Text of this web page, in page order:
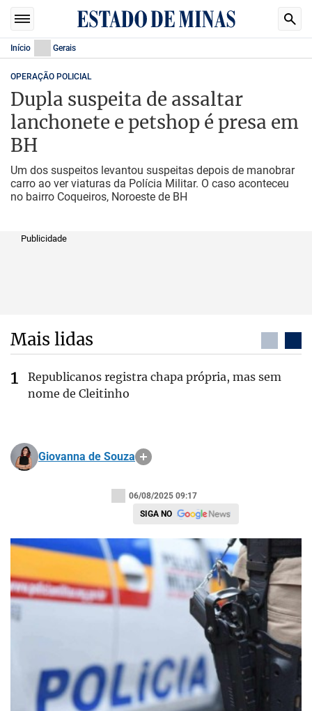
Início Gerais
OPERAÇÃO POLICIAL
Dupla suspeita de assaltar
lanchonete e petshop é presa em
BH
Um dos suspeitos levantou suspeitas depois de manobrar
carro ao ver viaturas da Polícia Militar. O caso aconteceu
no bairro Coqueiros, Noroeste de BH
Publicidade
Mais lidas
Republicanos registra chapa própria, mas sem
nome de Cleitinho
Giovanna de Souza
06/08/2025 09:17
SIGA NO